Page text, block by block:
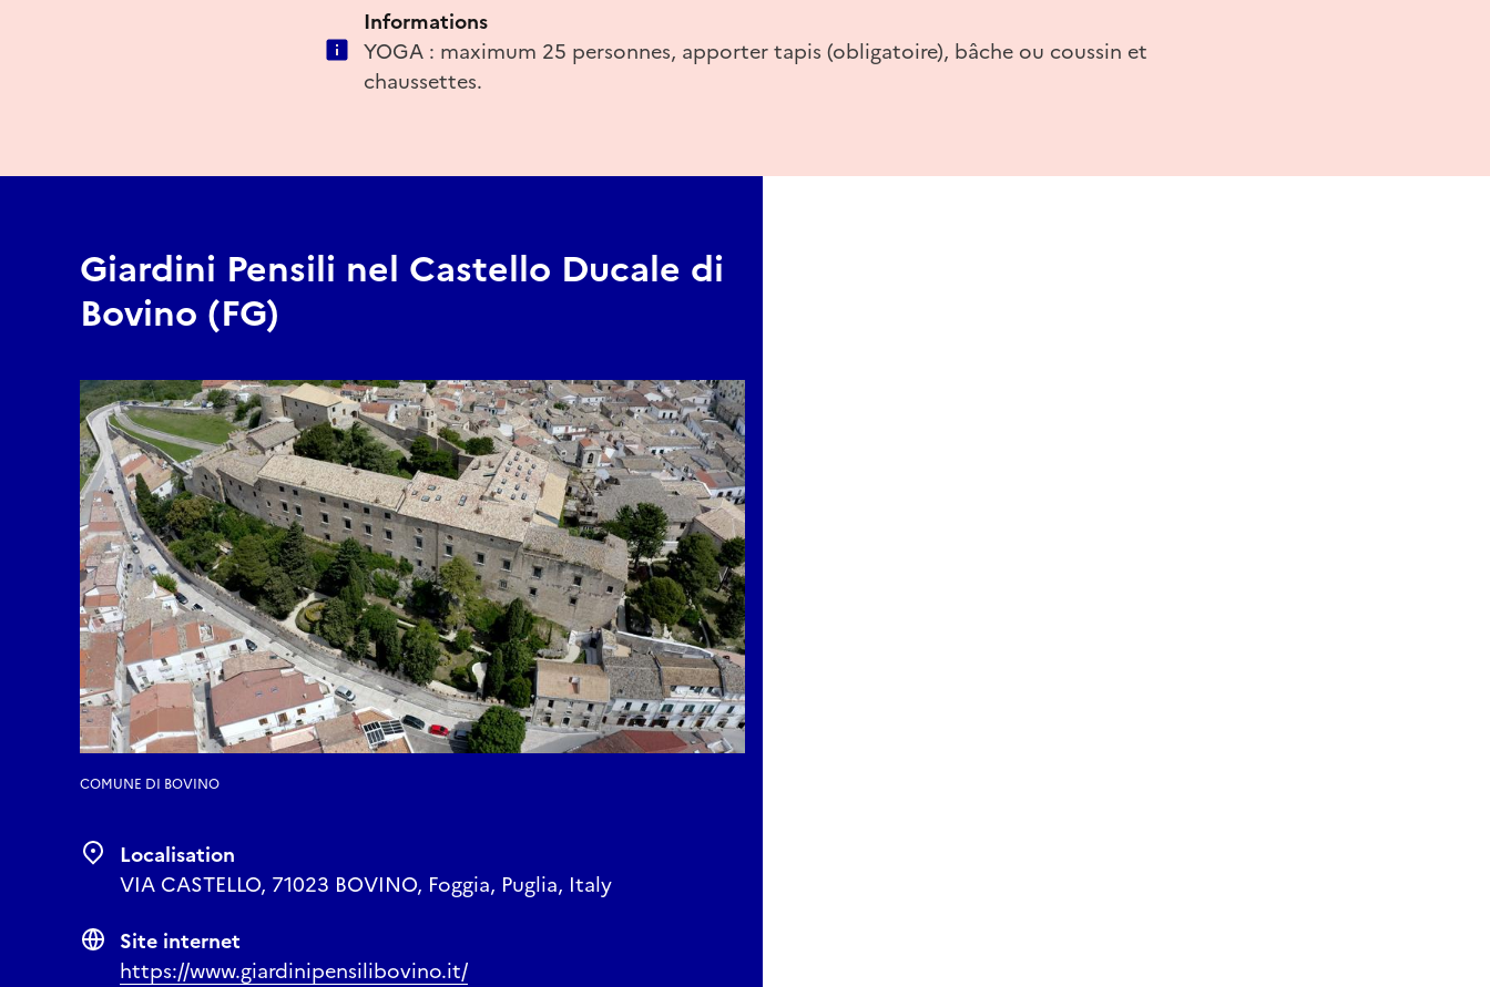
E-mail
info@prolocobovino.it
Informations
YOGA : maximum 25 personnes, apporter tapis (obligatoire), bâche ou coussin et
chaussettes.
Giardini Pensili nel Castello Ducale di
Bovino (FG)
COMUNE DI BOVINO
Localisation
VIA CASTELLO, 71023 BOVINO, Foggia, Puglia, Italy
Site internet
https://www.giardinipensilibovino.it/